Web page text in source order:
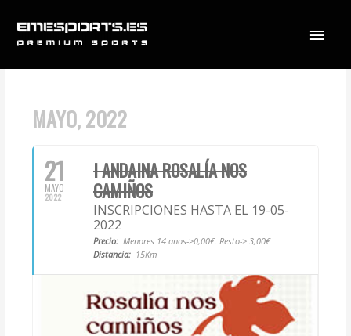
contenido
Menú
MAYO, 2022
21
MAYO
2022
I ANDAINA ROSALÍA NOS
CAMIÑOS
INSCRIPCIONES HASTA EL 19-05-
2022
Precio: Menores 14 anos->0,00€. Resto-> 3,00€
Distancia: 15Km